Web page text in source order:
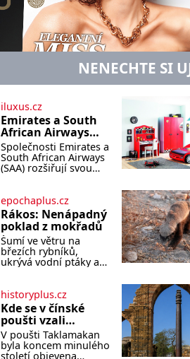
NENECHTE SI
iluxus.cz
Emirates a South
African Airways
rozšiřují
partnerství.
Cestujícím nově
jižní a střední
Africe
Společnosti Emirates a
South African Airways
(SAA) rozšiřují svou
spolupráci. Nová
reciproční dohoda
zpřístupní cestujícím
devět dalších destinací
v jižní a střední Africe
a u
epochaplus.cz
Rákos: Nenápadný
poklad z mokřadů
Šumí ve větru na
březích rybníků,
ukrývá vodní ptáky a
povšimnutí. Přesto
právě rákos pomáhal
stavět domy, vyrábět
lodě, zapisovat první
texty a inspiroval řadu
pověstí. Tato skromná,
historyplus.cz
Kde se v čínské
poušti vzali
modroocí
blonďáci?
V poušti Taklamakan
byla koncem minulého
století objevena